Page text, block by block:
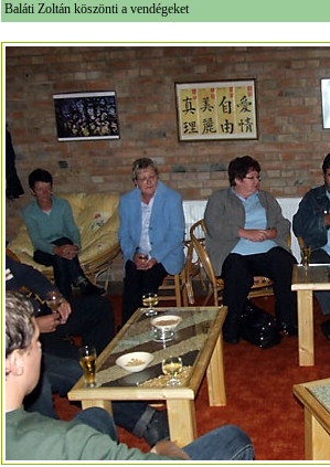
Baláti Zoltán köszönti a vendégeket